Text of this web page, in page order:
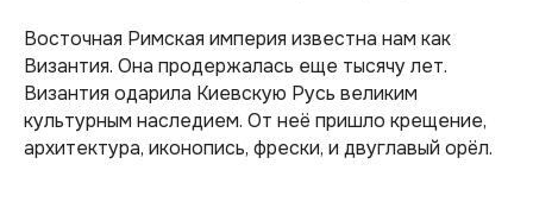
Восточная Римская империя известна нам как
Византия. Она продержалась еще тысячу лет.
Византия одарила Киевскую Русь великим
культурным наследием. От неё пришло крещение,
архитектура, иконопись, фрески, и двуглавый орёл.